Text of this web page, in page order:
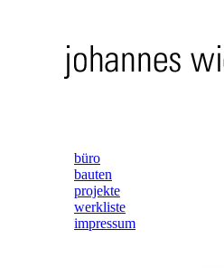
büro
bauten
projekte
werkliste
impressum